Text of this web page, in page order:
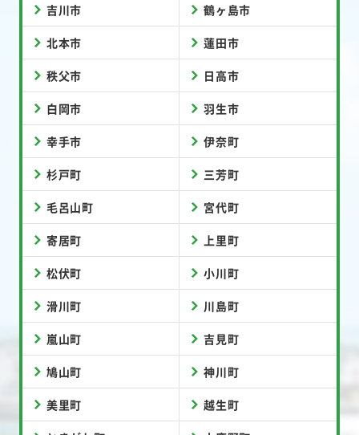
吉川市 鶴ヶ島市
北本市 蓮田市
秩父市 日高市
白岡市 羽生市
幸手市 伊奈町
杉戸町 三芳町
毛呂山町 宮代町
寄居町 上里町
松伏町 小川町
滑川町 川島町
嵐山町 吉見町
鳩山町 神川町
美里町 越生町